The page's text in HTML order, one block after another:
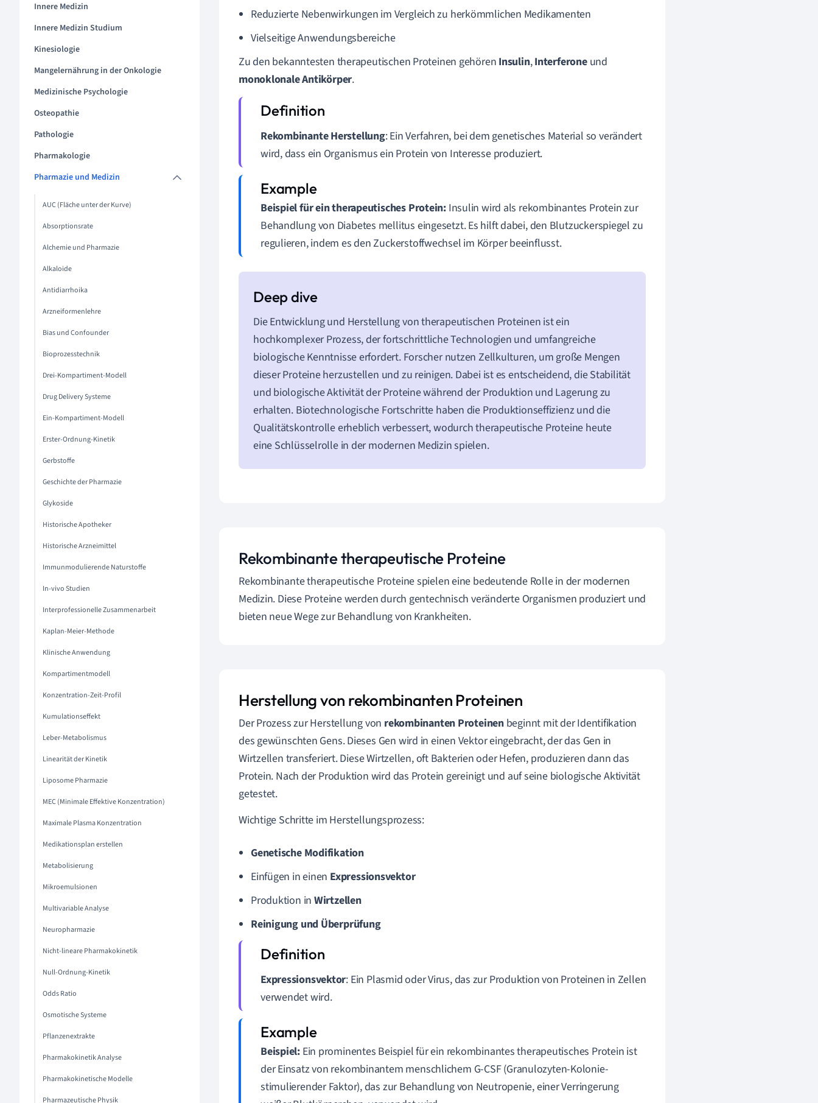
Innere Medizin
Innere Medizin Studium
Kinesiologie
Mangelernährung in der Onkologie
Medizinische Psychologie
Osteopathie
Pathologie
Pharmakologie
Pharmazie und Medizin
AUC (Fläche unter der Kurve)
Absorptionsrate
Alchemie und Pharmazie
Alkaloide
Antidiarrhoika
Arzneiformenlehre
Bias und Confounder
Bioprozesstechnik
Drei-Kompartiment-Modell
Drug Delivery Systeme
Ein-Kompartiment-Modell
Erster-Ordnung-Kinetik
Gerbstoffe
Geschichte der Pharmazie
Glykoside
Historische Apotheker
Historische Arzneimittel
Immunmodulierende Naturstoffe
In-vivo Studien
Interprofessionelle Zusammenarbeit
Kaplan-Meier-Methode
Klinische Anwendung
Kompartimentmodell
Konzentration-Zeit-Profil
Kumulationseffekt
Leber-Metabolismus
Linearität der Kinetik
Liposome Pharmazie
MEC (Minimale Effektive Konzentration)
Maximale Plasma Konzentration
Medikationsplan erstellen
Metabolisierung
Mikroemulsionen
Multivariable Analyse
Neuropharmazie
Nicht-lineare Pharmakokinetik
Null-Ordnung-Kinetik
Odds Ratio
Osmotische Systeme
Pflanzenextrakte
Pharmakokinetik Analyse
Pharmakokinetische Modelle
Pharmazeutische Physik
Reduzierte Nebenwirkungen im Vergleich zu herkömmlichen Medikamenten
Vielseitige Anwendungsbereiche
Zu den bekanntesten therapeutischen Proteinen gehören Insulin,Interferoneund
monoklonale Antikörper.
Rekombinante Herstellung: Ein Verfahren, bei dem genetisches Material so verändert
wird, dass ein Organismus ein Protein von Interesse produziert.
Beispiel für ein therapeutisches Protein:Insulin wird als rekombinantes Protein zur
Behandlung von Diabetes mellitus eingesetzt. Es hilft dabei, den Blutzuckerspiegel zu
regulieren, indem es den Zuckerstoffwechsel im Körper beeinflusst.
Die Entwicklung und Herstellung von therapeutischen Proteinen ist ein
hochkomplexer Prozess, der fortschrittliche Technologien und umfangreiche
biologische Kenntnisse erfordert. Forscher nutzen Zellkulturen, um große Mengen
dieser Proteine herzustellen und zu reinigen. Dabei ist es entscheidend, die Stabilität
und biologische Aktivität der Proteine während der Produktion und Lagerung zu
erhalten. Biotechnologische Fortschritte haben die Produktionseffizienz und die
Qualitätskontrolle erheblich verbessert, wodurch therapeutische Proteine heute
eine Schlüsselrolle in der modernen Medizin spielen.
Rekombinante therapeutische Proteine
Rekombinante therapeutische Proteine spielen eine bedeutende Rolle in der modernen
Medizin. Diese Proteine werden durch gentechnisch veränderte Organismen produziert und
bieten neue Wege zur Behandlung von Krankheiten.
Herstellung von rekombinanten Proteinen
Der Prozess zur Herstellung von rekombinanten Proteinenbeginnt mit der Identifikation
des gewünschten Gens. Dieses Gen wird in einen Vektor eingebracht, der das Gen in
Wirtzellen transferiert. Diese Wirtzellen, oft Bakterien oder Hefen, produzieren dann das
Protein. Nach der Produktion wird das Protein gereinigt und auf seine biologische Aktivität
getestet.
Wichtige Schritte im Herstellungsprozess:
Genetische Modifikation
Einfügen in einen Expressionsvektor
Produktion in Wirtzellen
Reinigung und Überprüfung
Expressionsvektor: Ein Plasmid oder Virus, das zur Produktion von Proteinen in Zellen
verwendet wird.
Beispiel: Ein prominentes Beispiel für ein rekombinantes therapeutisches Protein ist
der Einsatz von rekombinantem menschlichem G-CSF (Granulozyten-Kolonie-
stimulierender Faktor), das zur Behandlung von Neutropenie, einer Verringerung